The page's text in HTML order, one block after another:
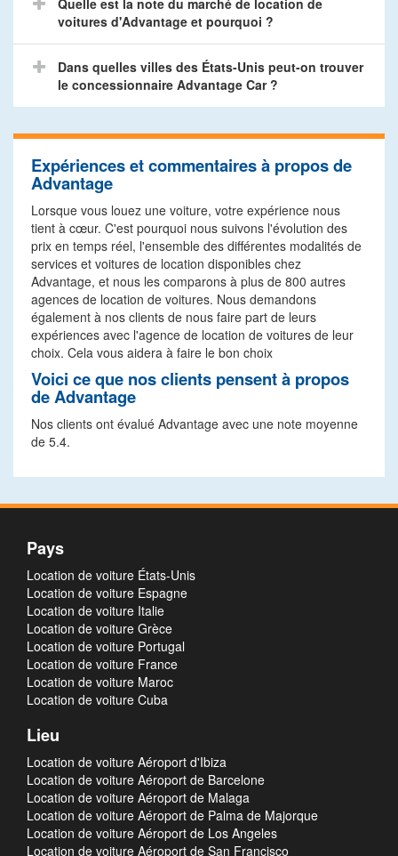
Quelle est la note du marché de location de
voitures d'Advantage et pourquoi ?
Dans quelles villes des États-Unis peut-on trouver
le concessionnaire Advantage Car ?
Expériences et commentaires à propos de
Advantage
Lorsque vous louez une voiture, votre expérience nous
tient à cœur. C'est pourquoi nous suivons l'évolution des
prix en temps réel, l'ensemble des différentes modalités de
services et voitures de location disponibles chez
Advantage, et nous les comparons à plus de 800 autres
agences de location de voitures. Nous demandons
également à nos clients de nous faire part de leurs
expériences avec l'agence de location de voitures de leur
choix. Cela vous aidera à faire le bon choix
Voici ce que nos clients pensent à propos
de Advantage
Nos clients ont évalué Advantage avec une note moyenne
de 5.4.
Pays
Location de voiture États-Unis
Location de voiture Espagne
Location de voiture Italie
Location de voiture Grèce
Location de voiture Portugal
Location de voiture France
Location de voiture Maroc
Location de voiture Cuba
Lieu
Location de voiture Aéroport d'Ibiza
Location de voiture Aéroport de Barcelone
Location de voiture Aéroport de Malaga
Location de voiture Aéroport de Palma de Majorque
Location de voiture Aéroport de Los Angeles
Location de voiture Aéroport de San Francisco